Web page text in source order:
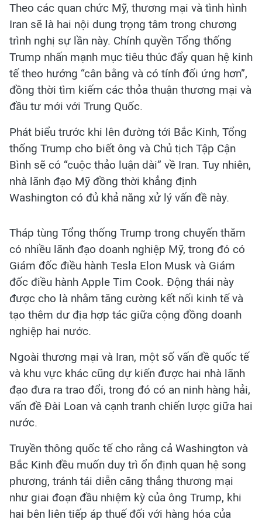
Theo các quan chức Mỹ, thương mại và tình hình
Iran sẽ là hai nội dung trọng tâm trong chương
trình nghị sự lần này. Chính quyền Tổng thống
Trump nhấn mạnh mục tiêu thúc đẩy quan hệ kinh
tế theo hướng “cân bằng và có tính đối ứng hơn”,
đồng thời tìm kiếm các thỏa thuận thương mại và
đầu tư mới với Trung Quốc.
Phát biểu trước khi lên đường tới Bắc Kinh, Tổng
thống Trump cho biết ông và Chủ tịch Tập Cận
Bình sẽ có “cuộc thảo luận dài” về Iran. Tuy nhiên,
nhà lãnh đạo Mỹ đồng thời khẳng định
Washington có đủ khả năng xử lý vấn đề này.
Tháp tùng Tổng thống Trump trong chuyến thăm
có nhiều lãnh đạo doanh nghiệp Mỹ, trong đó có
Giám đốc điều hành Tesla Elon Musk và Giám
đốc điều hành Apple Tim Cook. Động thái này
được cho là nhằm tăng cường kết nối kinh tế và
tạo thêm dư địa hợp tác giữa cộng đồng doanh
nghiệp hai nước.
Ngoài thương mại và Iran, một số vấn đề quốc tế
và khu vực khác cũng dự kiến được hai nhà lãnh
đạo đưa ra trao đổi, trong đó có an ninh hàng hải,
vấn đề Đài Loan và cạnh tranh chiến lược giữa hai
nước.
Truyền thông quốc tế cho rằng cả Washington và
Bắc Kinh đều muốn duy trì ổn định quan hệ song
phương, tránh tái diễn căng thẳng thương mại
như giai đoạn đầu nhiệm kỳ của ông Trump, khi
hai bên liên tiếp áp thuế đối với hàng hóa của